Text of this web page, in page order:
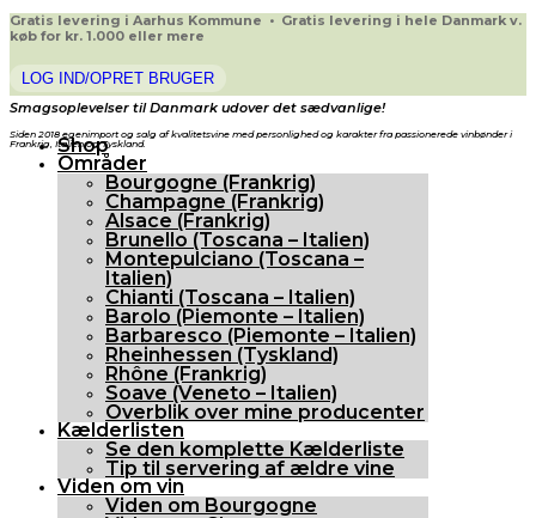
Gratis levering i Aarhus Kommune • Gratis levering i hele Danmark v.
køb for kr. 1.000 eller mere
LOG IND/OPRET BRUGER
Smagsoplevelser til Danmark udover det sædvanlige!
Siden 2018 egenimport og salg af kvalitetsvine med personlighed og karakter fra passionerede vinbønder i
Frankrig, Italien og Tyskland.
Shop
Områder
Bourgogne (Frankrig)
Champagne (Frankrig)
Alsace (Frankrig)
Brunello (Toscana – Italien)
Montepulciano (Toscana –
Italien)
Chianti (Toscana – Italien)
Barolo (Piemonte – Italien)
Barbaresco (Piemonte – Italien)
Rheinhessen (Tyskland)
Rhône (Frankrig)
Soave (Veneto – Italien)
Overblik over mine producenter
Kælderlisten
Se den komplette Kælderliste
Tip til servering af ældre vine
Viden om vin
Viden om Bourgogne